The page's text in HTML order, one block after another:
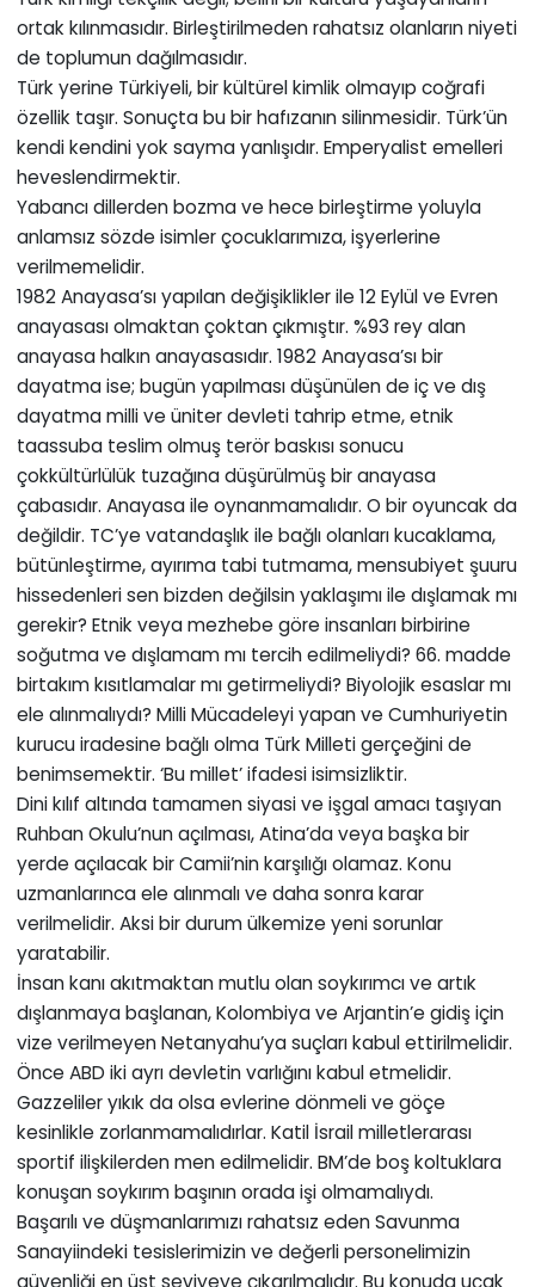
ortak kılınmasıdır. Birleştirilmeden rahatsız olanların niyeti
de toplumun dağılmasıdır.
Türk yerine Türkiyeli, bir kültürel kimlik olmayıp coğrafi
özellik taşır. Sonuçta bu bir hafızanın silinmesidir. Türk’ün
kendi kendini yok sayma yanlışıdır. Emperyalist emelleri
heveslendirmektir.
Yabancı dillerden bozma ve hece birleştirme yoluyla
anlamsız sözde isimler çocuklarımıza, işyerlerine
verilmemelidir.
1982 Anayasa’sı yapılan değişiklikler ile 12 Eylül ve Evren
anayasası olmaktan çoktan çıkmıştır. %93 rey alan
anayasa halkın anayasasıdır. 1982 Anayasa’sı bir
dayatma ise; bugün yapılması düşünülen de iç ve dış
dayatma milli ve üniter devleti tahrip etme, etnik
taassuba teslim olmuş terör baskısı sonucu
çokkültürlülük tuzağına düşürülmüş bir anayasa
çabasıdır. Anayasa ile oynanmamalıdır. O bir oyuncak da
değildir. TC’ye vatandaşlık ile bağlı olanları kucaklama,
bütünleştirme, ayırıma tabi tutmama, mensubiyet şuuru
hissedenleri sen bizden değilsin yaklaşımı ile dışlamak mı
gerekir? Etnik veya mezhebe göre insanları birbirine
soğutma ve dışlamam mı tercih edilmeliydi? 66. madde
birtakım kısıtlamalar mı getirmeliydi? Biyolojik esaslar mı
ele alınmalıydı? Milli Mücadeleyi yapan ve Cumhuriyetin
kurucu iradesine bağlı olma Türk Milleti gerçeğini de
benimsemektir. ‘Bu millet’ ifadesi isimsizliktir.
Dini kılıf altında tamamen siyasi ve işgal amacı taşıyan
Ruhban Okulu’nun açılması, Atina’da veya başka bir
yerde açılacak bir Camii’nin karşılığı olamaz. Konu
uzmanlarınca ele alınmalı ve daha sonra karar
verilmelidir. Aksi bir durum ülkemize yeni sorunlar
yaratabilir.
İnsan kanı akıtmaktan mutlu olan soykırımcı ve artık
dışlanmaya başlanan, Kolombiya ve Arjantin’e gidiş için
vize verilmeyen Netanyahu’ya suçları kabul ettirilmelidir.
Önce ABD iki ayrı devletin varlığını kabul etmelidir.
Gazzeliler yıkık da olsa evlerine dönmeli ve göçe
kesinlikle zorlanmamalıdırlar. Katil İsrail milletlerarası
sportif ilişkilerden men edilmelidir. BM’de boş koltuklara
konuşan soykırım başının orada işi olmamalıydı.
Başarılı ve düşmanlarımızı rahatsız eden Savunma
Sanayiindeki tesislerimizin ve değerli personelimizin